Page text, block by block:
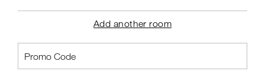
Add another room